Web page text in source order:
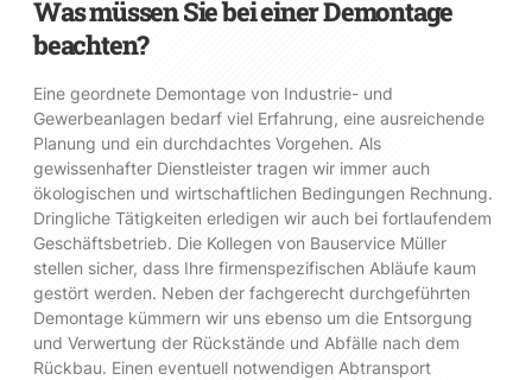
Was müssen Sie bei einer Demontage
beachten?
Eine geordnete Demontage von Industrie- und
Gewerbeanlagen bedarf viel Erfahrung, eine ausreichende
Planung und ein durchdachtes Vorgehen. Als
gewissenhafter Dienstleister tragen wir immer auch
ökologischen und wirtschaftlichen Bedingungen Rechnung.
Dringliche Tätigkeiten erledigen wir auch bei fortlaufendem
Geschäftsbetrieb. Die Kollegen von Bauservice Müller
stellen sicher, dass Ihre firmenspezifischen Abläufe kaum
gestört werden. Neben der fachgerecht durchgeführten
Demontage kümmern wir uns ebenso um die Entsorgung
und Verwertung der Rückstände und Abfälle nach dem
Rückbau. Einen eventuell notwendigen Abtransport